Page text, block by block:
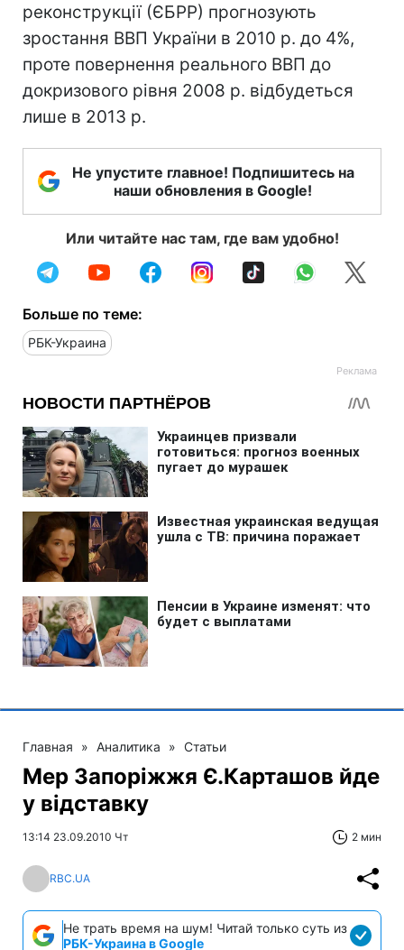
реконструкції (ЄБРР) прогнозують
зростання ВВП України в 2010 р. до 4%,
проте повернення реального ВВП до
докризового рівня 2008 р. відбудеться
лише в 2013 р.
Не упустите главное! Подпишитесь на
наши обновления в Google!
Или читайте нас там, где вам удобно!
Больше по теме:
РБК-Украина
Главная » Аналитика » Статьи
Мер Запоріжжя Є.Карташов йде
у відставку
13:14 23.09.2010 Чт 2 мин
RBC.UA
Не трать время на шум! Читай только суть из
РБК-Украина в Google